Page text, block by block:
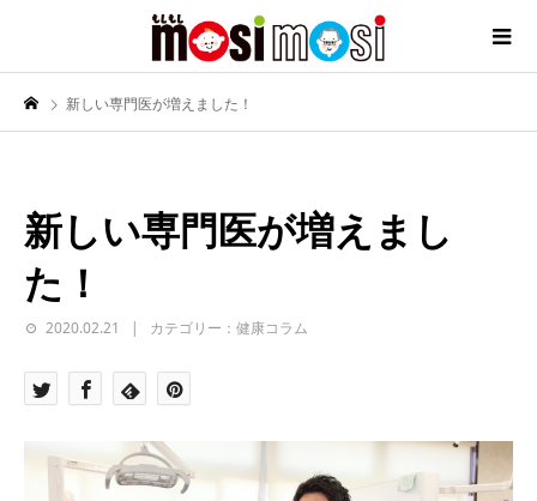
新しい専門医が増えました！
新しい専門医が増えまし
た！
2020.02.21 カテゴリー：健康コラム